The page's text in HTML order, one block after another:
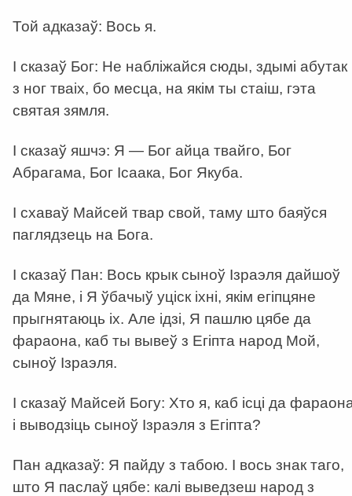
Той адказаў: Вось я.
І сказаў Бог: Не набліжайся сюды, здымі абутак
з ног тваіх, бо месца, на якім ты стаіш, гэта
святая зямля.
І сказаў яшчэ: Я — Бог айца твайго, Бог
Абрагама, Бог Ісаака, Бог Якуба.
І схаваў Майсей твар свой, таму што баяўся
паглядзець на Бога.
І сказаў Пан: Вось крык сыноў Ізраэля дайшоў
да Мяне, і Я ўбачыў уціск іхні, якім егіпцяне
прыгнятаюць іх. Але ідзі, Я пашлю цябе да
фараона, каб ты вывеў з Егіпта народ Мой,
сыноў Ізраэля.
І сказаў Майсей Богу: Хто я, каб ісці да
і выводзіць сыноў Ізраэля з Егіпта?
Пан адказаў: Я пайду з табою. І вось знак таго,
што Я паслаў цябе: калі выведзеш народ з